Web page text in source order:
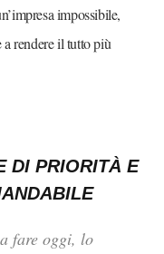
impossibile,
a rendere il tutto più
DI PRIORITÀ E
fare oggi, lo